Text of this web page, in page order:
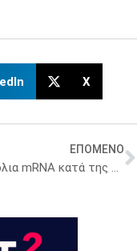
X
ΕΠΟΜΕΝΟ
Τα εμβόλια mRNA κατά της Covid ανοίγουν τον δρόμο για νέες αντικαρκινικές θεραπείες